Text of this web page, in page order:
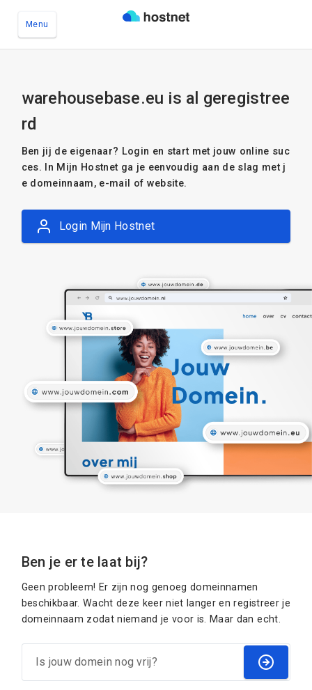
Menu
warehousebase.eu is al geregistree
rd
Ben jij de eigenaar? Login en start met jouw online suc
ces. In Mijn Hostnet ga je eenvoudig aan de slag met j
e domeinnaam, e-mail of website.
Login Mijn Hostnet
Ben je er te laat bij?
Geen probleem! Er zijn nog genoeg domeinnamen
beschikbaar. Wacht deze keer niet langer en registreer je
domeinnaam zodat niemand je voor is. Maar dan echt.